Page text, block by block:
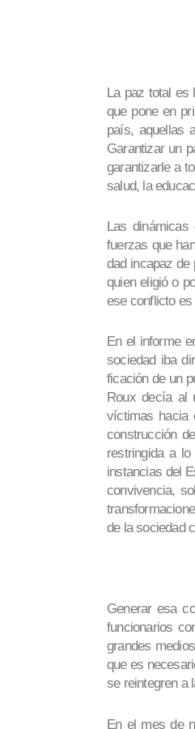
La paz total es
que pone en
país, aquellas
Garantizar un
garantizarle a
salud, la
Las
fuerzas que
dad incapaz de
quien eligió o
ese conflicto
En el informe
sociedad iba
ficación de un
Roux decía al
víctimas hacia
construcción
restringida a
instancias del
convivencia,
de la sociedad
Generar esa
funcionarios
grandes
que es
se rein­tegren a
En el mes de